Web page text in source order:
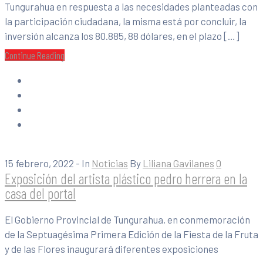
Tungurahua en respuesta a las necesidades planteadas con
la participación ciudadana, la misma está por concluir, la
inversión alcanza los 80.885, 88 dólares, en el plazo […]
Continue Reading
15 febrero, 2022 - In Noticias By Liliana Gavilanes 0
Exposición del artista plástico pedro herrera en la
casa del portal
El Gobierno Provincial de Tungurahua, en conmemoración
de la Septuagésima Primera Edición de la Fiesta de la Fruta
y de las Flores inaugurará diferentes exposiciones